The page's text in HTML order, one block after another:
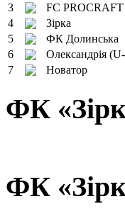
3
FC PROCRAFT
4
Зірка
5
ФК Долинська
6
Олександрія
7
Новатор
ФК
ФК